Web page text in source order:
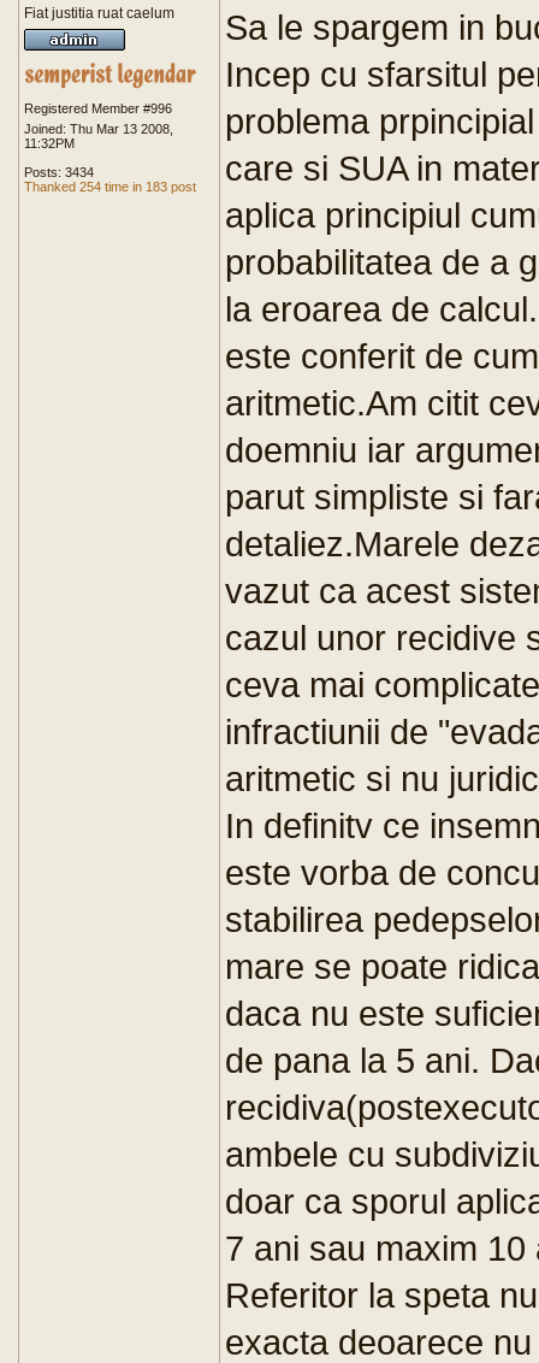
Fiat justitia ruat caelum
Registered Member #996
Joined: Thu Mar 13 2008,
11:32PM
Posts: 3434
Thanked 254 time in 183 post
Sa le spargem in
Incep cu sfarsitul
problema
care si SUA in
aplica principiul
probabilitatea de a
la eroarea de
este conferit de
aritmetic.Am citit
doemniu iar
parut simpliste si
detaliez.Marele
vazut ca acest
cazul unor recidive
ceva mai
infractiunii de
aritmetic si nu
In definitv ce
este vorba de
stabilirea
mare se poate
daca nu este
de pana la 5 ani.
ambele cu
doar ca sporul
7 ani sau maxim 10
Referitor la speta
exacta deoarece